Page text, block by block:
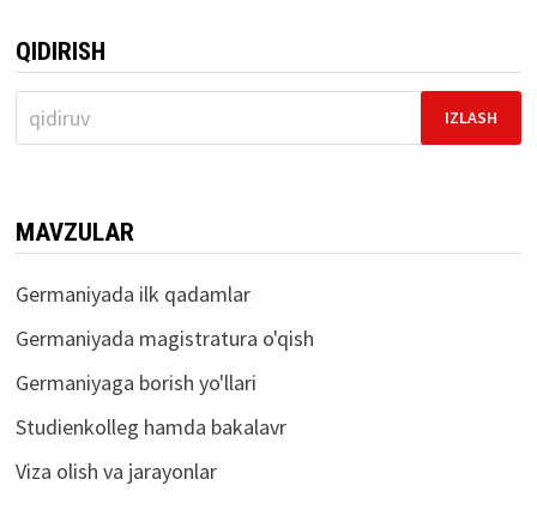
QIDIRISH
Qidirshish:
MAVZULAR
Germaniyada ilk qadamlar
Germaniyada magistratura o'qish
Germaniyaga borish yo'llari
Studienkolleg hamda bakalavr
Viza olish va jarayonlar